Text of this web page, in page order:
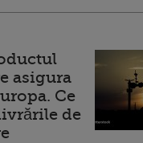
asigura
Ce
de